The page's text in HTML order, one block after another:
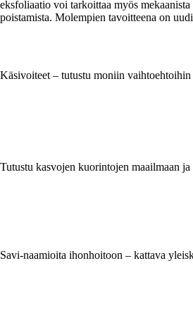
eksfoliaatio voi tarkoittaa myös
poistamista. Molempien tavoitteena on
Käsivoiteet – tutustu moniin vaihtoehtoihin
Tutustu kasvojen kuorintojen maailmaan
Savi-naamioita ihonhoitoon – kattava